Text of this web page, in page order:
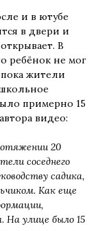
и в ютубе
в двери и
В
ребёнок не мог
жители
примерно 15
видео:
20
соседнего
садика,
Как еще
На улице было 15